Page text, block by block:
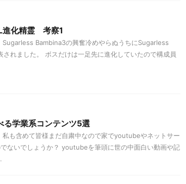
化精霊 考察1
Sugarless Bambina3の興奮冷めやらぬうちにSugarless
されました。 ボスだけは一足先に進化していたので構成員
る学業系コンテンツ5選
私も含めて皆様まだ自粛中なので家でyoutubeやネットサー
ないでしょうか？ youtubeを筆頭に世の中面白い動画や記